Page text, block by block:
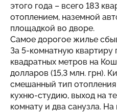
этого года – всего 183
отоплением, наземной
площадкой во дворе.
Самое дорогое жилье
За 5-комнатную
квадратных метров на
долларов (15,3 млн. грн).
смешанный тип отопления
кухню-студию, выход на
комнату и два санузла.